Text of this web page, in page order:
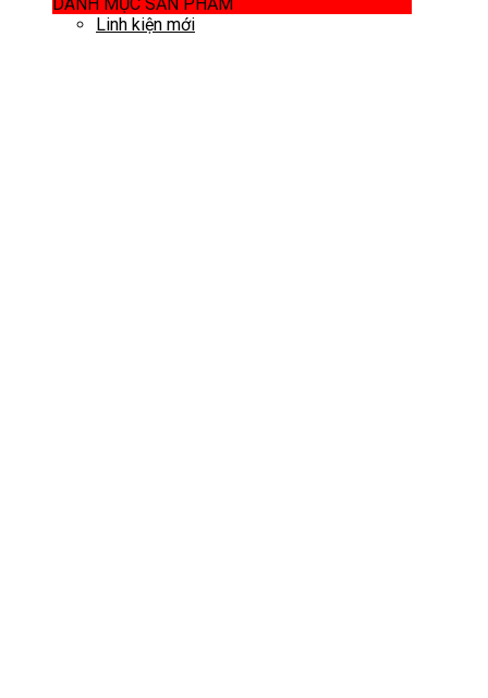
DANH MỤC SẢN PHẨM
Linh kiện mới